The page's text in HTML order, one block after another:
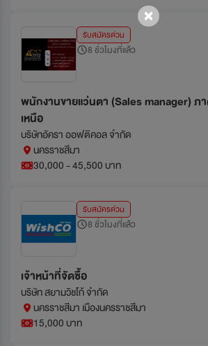
รับสมัครด่วน
8 ชั่วโมงที่แล้ว
พนักงานขายแว่นตา (Sales manager) ภ
เหนือ
บริษัทอัครา ออฟติคอล จำกัด
นครราชสีมา
30,000 - 45,500 บาท
รับสมัครด่วน
8 ชั่วโมงที่แล้ว
เจ้าหน้าที่จัดซื้อ
บริษัท สยามวิชโก้ จำกัด
นครราชสีมา เมืองนครราชสีมา
15,000 บาท